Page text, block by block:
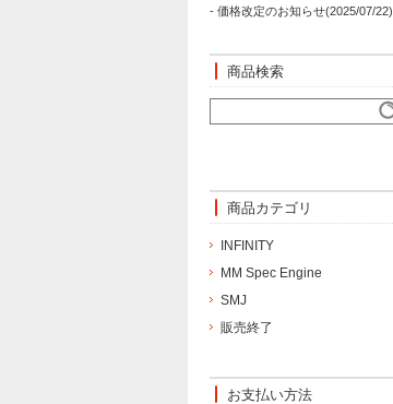
- 価格改定のお知らせ(2025/07/22)
商品検索
商品カテゴリ
INFINITY
MM Spec Engine
SMJ
販売終了
お支払い方法